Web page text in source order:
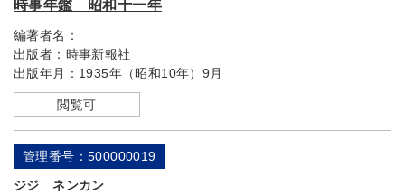
時事年鑑 昭和十一年
編著者名：
出版者： 時事新報社
出版年月： 1935年（昭和10年）9月
閲覧可
管理番号：500000019
ジジ ネンカン